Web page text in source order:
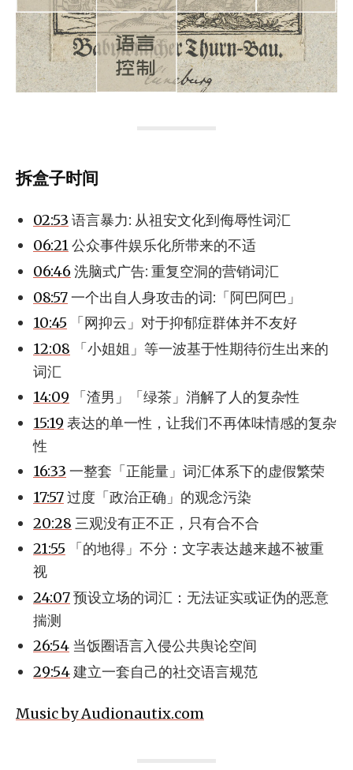
拆盒子时间
02:53 语言暴力: 从祖安文化到侮辱性词汇
06:21公众事件娱乐化所带来的不适
06:46 洗脑式广告: 重复空洞的营销词汇
08:57一个出自人身攻击的词:「阿巴阿巴」
10:45 「网抑云」对于抑郁症群体并不友好
12:08 「小姐姐」等一波基于性期待衍生出来的
词汇
14:09 「渣男」「绿茶」消解了人的复杂性
15:19 表达的单一性，让我们不再体味情感的复杂
性
16:33 一整套「正能量」词汇体系下的虚假繁荣
17:57过度「政治正确」的观念污染
20:28 三观没有正不正，只有合不合
21:55 「的地得」不分：文字表达越来越不被重
视
24:07预设立场的词汇：无法证实或证伪的恶意
揣测
26:54 当饭圈语言入侵公共舆论空间
29:54建立一套自己的社交语言规范
Music by Audionautix.com